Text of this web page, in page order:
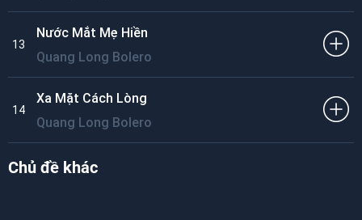
13
Nước Mắt Mẹ Hiền
Quang Long Bolero
14
Xa Mặt Cách Lòng
Quang Long Bolero
Chủ đề khác